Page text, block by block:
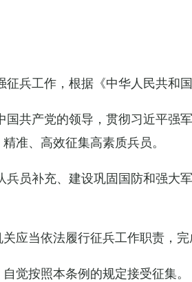
兵工作，根据《中华人民共和
国共产党的领导，贯彻习近平强
准、高效征集高素质兵员。
兵员补充、建设巩固国防和强大
应当依法履行征兵工作职责，完
觉按照本条例的规定接受征集。